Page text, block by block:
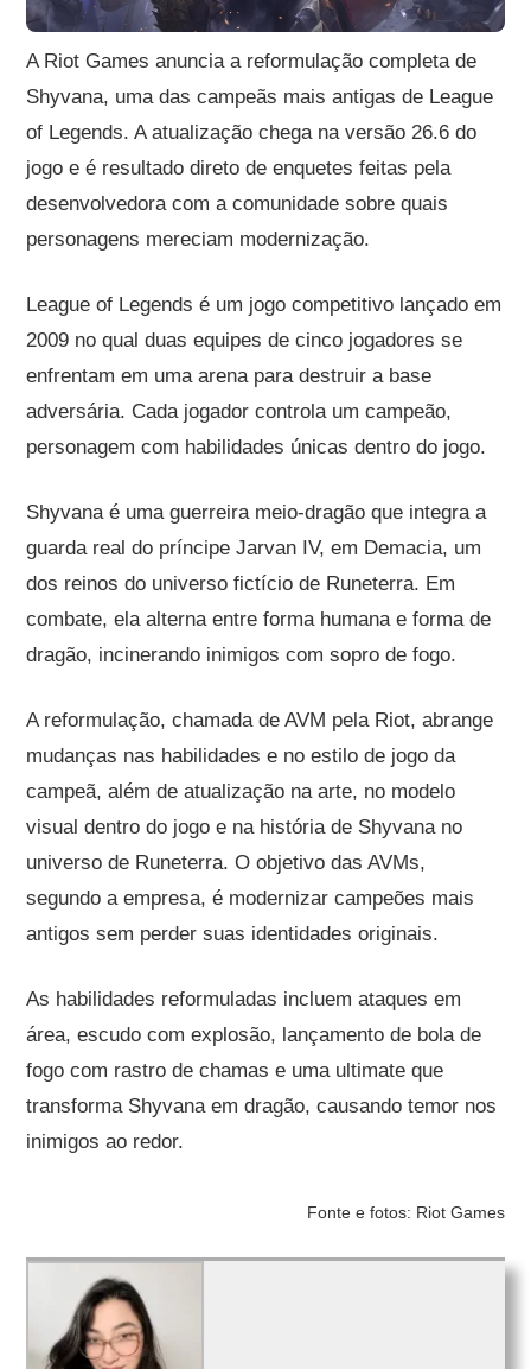
A Riot Games anuncia a reformulação completa de
Shyvana, uma das campeãs mais antigas de League
of Legends. A atualização chega na versão 26.6 do
jogo e é resultado direto de enquetes feitas pela
desenvolvedora com a comunidade sobre quais
personagens mereciam modernização.
League of Legends é um jogo competitivo lançado em
2009 no qual duas equipes de cinco jogadores se
enfrentam em uma arena para destruir a base
adversária. Cada jogador controla um campeão,
personagem com habilidades únicas dentro do jogo.
Shyvana é uma guerreira meio-dragão que integra a
guarda real do príncipe Jarvan IV, em Demacia, um
dos reinos do universo fictício de Runeterra. Em
combate, ela alterna entre forma humana e forma de
dragão, incinerando inimigos com sopro de fogo.
A reformulação, chamada de AVM pela Riot, abrange
mudanças nas habilidades e no estilo de jogo da
campeã, além de atualização na arte, no modelo
visual dentro do jogo e na história de Shyvana no
universo de Runeterra. O objetivo das AVMs,
segundo a empresa, é modernizar campeões mais
antigos sem perder suas identidades originais.
As habilidades reformuladas incluem ataques em
área, escudo com explosão, lançamento de bola de
fogo com rastro de chamas e uma ultimate que
transforma Shyvana em dragão, causando temor nos
inimigos ao redor.
Fonte e fotos: Riot Games